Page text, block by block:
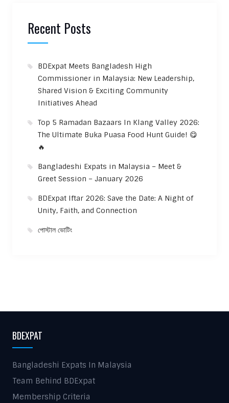
Recent Posts
BDExpat Meets Bangladesh High
Commissioner in Malaysia: New Leadership,
Shared Vision & Exciting Community
Initiatives Ahead
Top 5 Ramadan Bazaars In Klang Valley 2026:
The Ultimate Buka Puasa Food Hunt Guide! 😋
🔥
Bangladeshi Expats in Malaysia – Meet &
Greet Session – January 2026
BDExpat Iftar 2026: Save the Date: A Night of
Unity, Faith, and Connection
পোস্টাল ভোটিং
BDEXPAT
Bangladeshi Expats In Malaysia
Team Behind BDExpat
Membership Criteria